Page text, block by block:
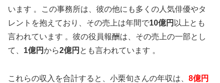
います 。この事務所は、彼の他にも多くの人気俳優やタ
レントを抱えており、その売上は年間で10億円 以上とも
言われています 。彼の役員報酬は、その売上の一部とし
て、 1億円から2億円 とも言われています 。
これらの収入を合計すると、小栗旬さんの年収は、 8億円